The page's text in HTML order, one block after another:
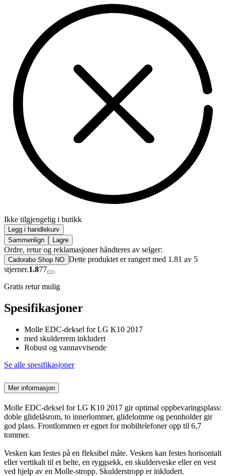
Ikke tilgjengelig i butikk
Legg i handlekurv
Sammenlign
Lagre
Ordre, retur og reklamasjoner håndteres av selger:
Cadorabo Shop NO Dette produktet er rangert med 1.81 av 5
stjerner.1.877
Gratis retur mulig
Spesifikasjoner
Molle EDC-deksel for LG K10 2017
med skulderrem inkludert
Robust og vannavvisende
Se alle spesifikasjoner
Mer informasjon
Molle EDC-deksel for LG K10 2017 gir optimal oppbevaringsplass:
doble glidelåsrom, to innerlommer, glidelomme og pennholder gir
god plass. Frontlommen er egnet for mobiltelefoner opp til 6,7
tommer.
Vesken kan festes på en fleksibel måte. Vesken kan festes horisontalt
eller vertikalt til et belte, en ryggsekk, en skulderveske eller en vest
ved hjelp av en Molle-stropp. Skulderstropp er inkludert.